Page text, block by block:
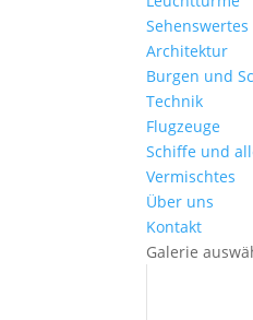
Sehenswertes
Architektur
Burgen und
Technik
Flugzeuge
Schiffe und
Vermischtes
Über uns
Kontakt
Galerie